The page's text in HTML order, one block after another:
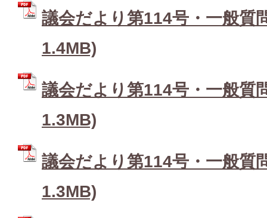
議会だより第114号・一般質
1.4MB)
議会だより第114号・一般質
1.3MB)
議会だより第114号・一般質
1.3MB)